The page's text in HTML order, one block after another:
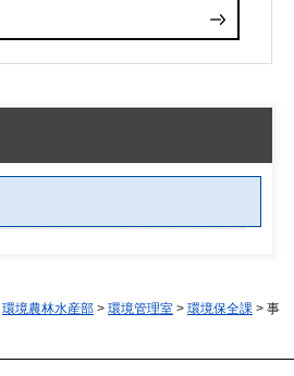
環境農林水産部 > 環境管理室 > 環境保全課 > 事